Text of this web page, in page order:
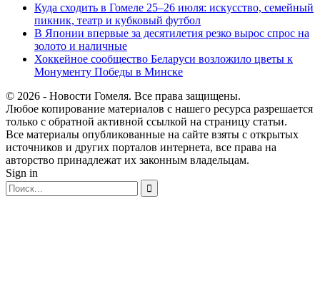
Куда сходить в Гомеле 25–26 июля: искусство, семейный
пикник, театр и кубковый футбол
В Японии впервые за десятилетия резко вырос спрос на
золото и наличные
Хоккейное сообщество Беларуси возложило цветы к
Монументу Победы в Минске
© 2026 - Новости Гомеля. Все права защищены.
Любое копирование материалов с нашего ресурса разрешается
только с обратной активной ссылкой на страницу статьи.
Все материалы опубликованные на сайте взяты с открытых
источников и других порталов интернета, все права на
авторство принадлежат их законным владельцам.
Sign in